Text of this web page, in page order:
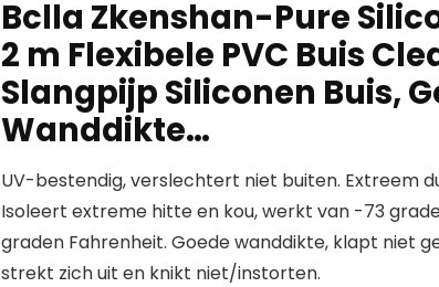
Bclla Zkenshan-Pure
2 m Flexibele PVC Buis
Slangpijp Siliconen Buis,
Wanddikte…
UV-bestendig, verslechtert niet buiten. Extreem
Isoleert extreme hitte en kou, werkt van -73
graden Fahrenheit. Goede wanddikte, klapt niet
strekt zich uit en knikt niet/instorten.